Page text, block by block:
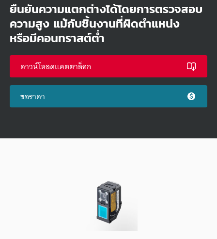
ยืนยันความแตกต่างได้โดยการตรวจสอบ
ความสูง แม้กับชิ้นงานที่ผิดตำแหน่ง
หรือมีคอนทราสต์ต่ำ
ดาวน์โหลดแคตตาล็อก
ขอราคา